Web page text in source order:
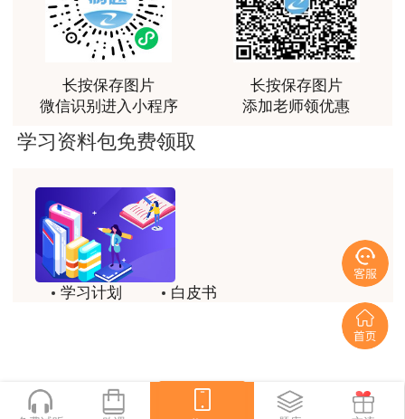
服务电话：63248828 63248138
服务邮箱：SHCJ5858 163.com
2．上海市建筑教育培训服务中心（长宁区武夷路
150号）
报名点代码：2827
服务电话：62515770 62525522
服务邮箱：xuyifan9399 foxmail.com
3．上海应用技术大学继续教育学院（徐汇区漕宝
报名点代码：1208
问，让小白学员也能一次过四门，十分给力，值得推
荐[强][强]
感谢教育网的多年支持与培养。
用户m9****66
用户m9****66
老师讲课认真负责，要点突出；我考试通过了。
用户ch****15
达老师的课程讲的非常好
用户s****02
长按保存图片
微信识别进入小程序
长按保存图片
添加老师领优惠
学习资料包免费领取
学习计划
白皮书